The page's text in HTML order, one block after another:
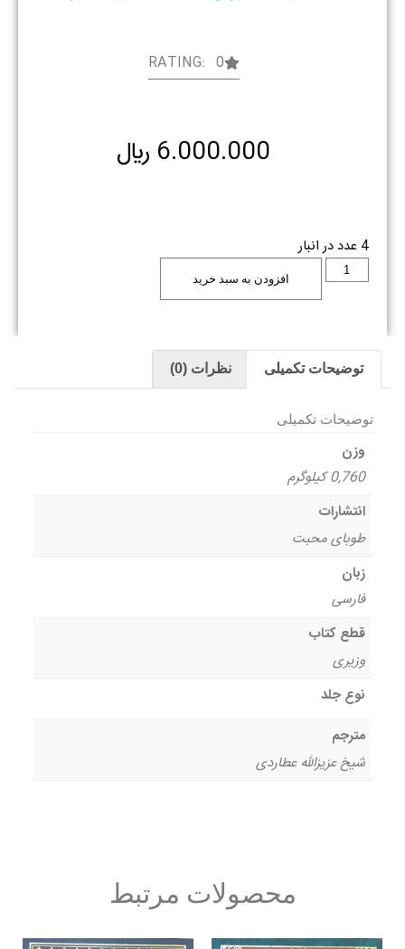
RATING: 0
6.000.000 ﷼
4 عدد در انبار
افزودن به سبد خرید
توضیحات تکمیلی نظرات (0)
توضیحات تکمیلی
وزن
0,760 کیلوگرم
انتشارات
طوبای محبت
زبان
فارسی
قطع کتاب
وزیری
نوع جلد
مترجم
شیخ عزیزالله عطاردی
محصولات مرتبط